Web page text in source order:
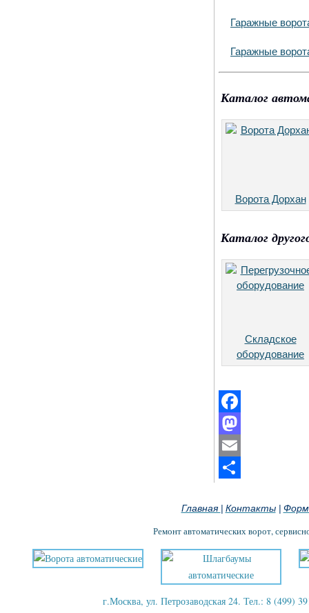
Гаражные
Гаражные
Каталог
Ворота Дорхан
Каталог
Складское
оборудование
Facebook
Mastodon
Email
Главная Контакты|
Ремонт автоматических ворот,
г.Москва, ул. Петрозаводская 24. Тел.: 8 (499)